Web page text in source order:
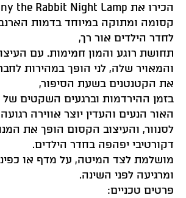
קסומה ומתוקה במיוחד בדמות
לחדר הילדים אור רך,
תחושת רוגע והמון חמימות. עם
והמאויר שלה, לני הופך במהירות
את הקטנטנים בשעת הסיפור,
בזמן ההירדמות וברגעים השקטים של
האור הנעים והעדין יוצר אווירה
לסנוור, והעיצוב הקסום הופך את
דקורטיבי יפהפה בחדר הילדים.
מושלמת לצד המיטה, על מדף או
ומרגיעה לפני השינה.
פרטים טכניים: